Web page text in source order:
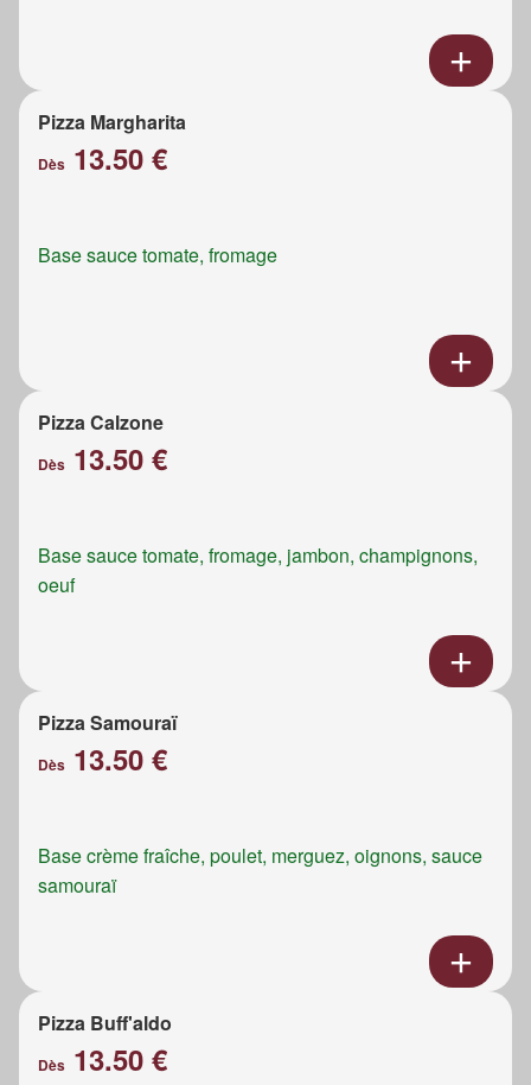
Pizza Margharita
Dès 13.50 €
Base sauce tomate, fromage
Pizza Calzone
Dès 13.50 €
Base sauce tomate, fromage, jambon, champignons,
oeuf
Pizza Samouraï
Dès 13.50 €
Base crème fraîche, poulet, merguez, oignons, sauce
samouraï
Pizza Buff'aldo
Dès 13.50 €